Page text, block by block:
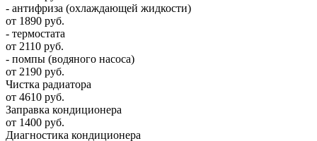
- антифриза (охлаждающей жидкости)
от 1890 руб.
- термостата
от 2110 руб.
- помпы (водяного насоса)
от 2190 руб.
Чистка радиатора
от 4610 руб.
Заправка кондиционера
от 1400 руб.
Диагностика кондиционера